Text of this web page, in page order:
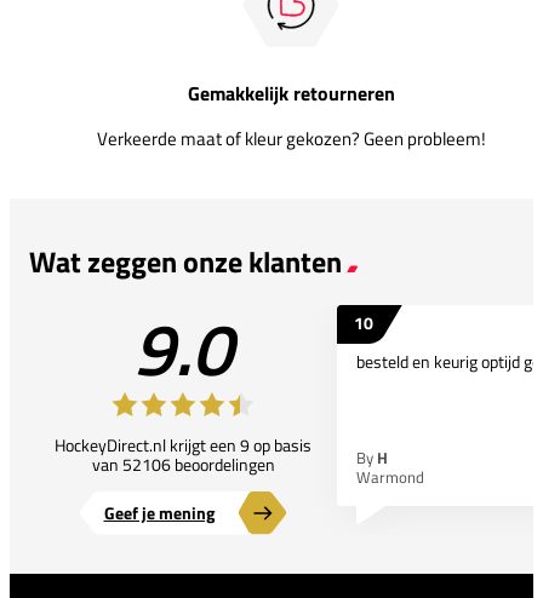
Gemakkelijk retourneren
Verkeerde maat of kleur gekozen? Geen probleem!
Wat zeggen onze klanten
9.0
HockeyDirect.nl krijgt een 9 op basis
van 52106 beoordelingen
Geef je mening
10
besteld en keurig optijd
By H
Warmond